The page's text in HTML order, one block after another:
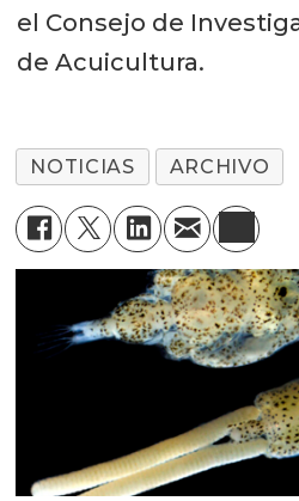
el Consejo de
de Acuicultura.
NOTICIAS ARCHIVO